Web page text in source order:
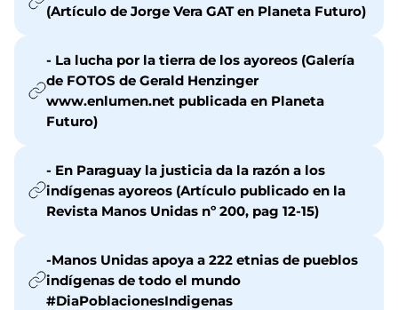
(Artículo de Jorge Vera GAT en Planeta Futuro)
- La lucha por la tierra de los ayoreos (Galería
de FOTOS de Gerald Henzinger
www.enlumen.net publicada en Planeta
Futuro)
- En Paraguay la justicia da la razón a los
indígenas ayoreos (Artículo publicado en la
Revista Manos Unidas nº 200, pag 12-15)
-Manos Unidas apoya a 222 etnias de pueblos
indígenas de todo el mundo
#DiaPoblacionesIndigenas